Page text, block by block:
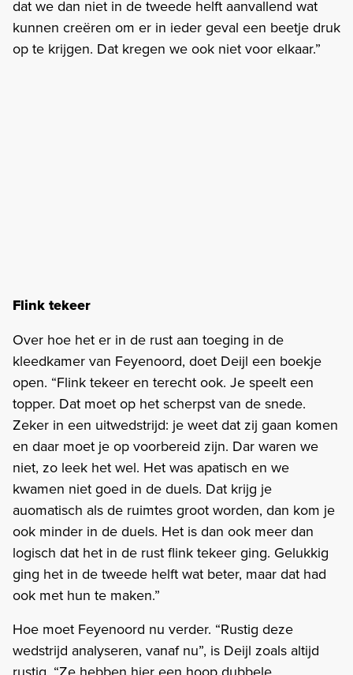
dat we dan niet in de tweede helft aanvallend wat
kunnen creëren om er in ieder geval een beetje druk
op te krijgen. Dat kregen we ook niet voor elkaar.”
Flink tekeer
Over hoe het er in de rust aan toeging in de
kleedkamer van Feyenoord, doet Deijl een boekje
open. “Flink tekeer en terecht ook. Je speelt een
topper. Dat moet op het scherpst van de snede.
Zeker in een uitwedstrijd: je weet dat zij gaan komen
en daar moet je op voorbereid zijn. Dar waren we
niet, zo leek het wel. Het was apatisch en we
kwamen niet goed in de duels. Dat krijg je
auomatisch als de ruimtes groot worden, dan kom je
ook minder in de duels. Het is dan ook meer dan
logisch dat het in de rust flink tekeer ging. Gelukkig
ging het in de tweede helft wat beter, maar dat had
ook met hun te maken.”
Hoe moet Feyenoord nu verder. “Rustig deze
wedstrijd analyseren, vanaf nu”, is Deijl zoals altijd